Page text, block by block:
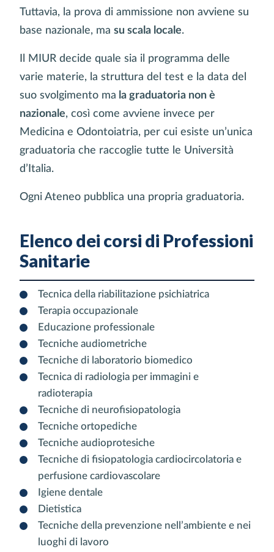
Tuttavia, la prova di ammissione non avviene su
base nazionale, ma su scala locale.
Il MIUR decide quale sia il programma delle
varie materie, la struttura del test e la data del
suo svolgimento ma la graduatoria non è
nazionale, così come avviene invece per
Medicina e Odontoiatria, per cui esiste un’unica
graduatoria che raccoglie tutte le Università
d’Italia.
Ogni Ateneo pubblica una propria graduatoria.
Elenco dei corsi di Professioni
Sanitarie
Tecnica della riabilitazione psichiatrica
Terapia occupazionale
Educazione professionale
Tecniche audiometriche
Tecniche di laboratorio biomedico
Tecnica di radiologia per immagini e
radioterapia
Tecniche di neurofisiopatologia
Tecniche ortopediche
Tecniche audioprotesiche
Tecniche di fisiopatologia cardiocircolatoria e
perfusione cardiovascolare
Igiene dentale
Dietistica
Tecniche della prevenzione nell’ambiente e nei
luoghi di lavoro